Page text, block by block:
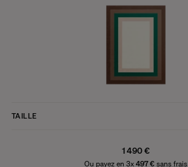
TAILLE
1 490 €
Ou payez en 3x 497 € sans frais